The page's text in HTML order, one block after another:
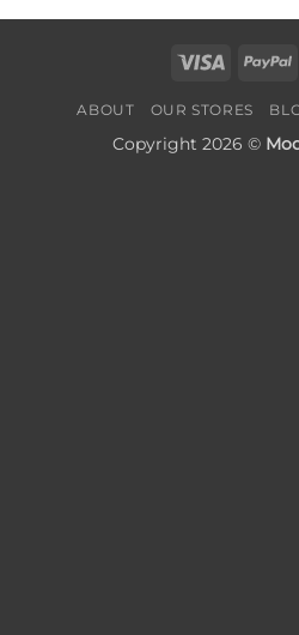
Visa
ABOUT OUR STORES
Copyright 2026 ©